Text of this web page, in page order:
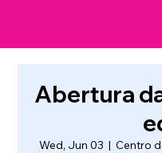
Abertura
Wed, Jun 03
  |
Centro